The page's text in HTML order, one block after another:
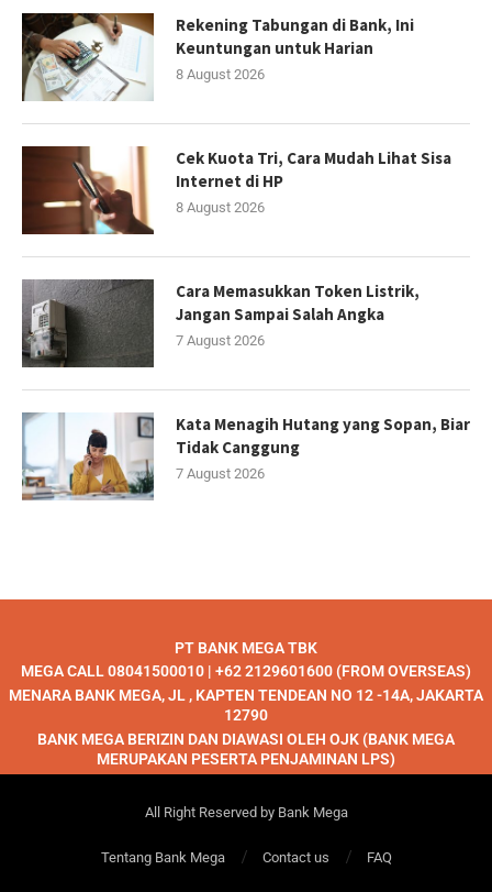
Rekening Tabungan di Bank, Ini
Keuntungan untuk Harian
8 August 2026
Cek Kuota Tri, Cara Mudah Lihat Sisa
Internet di HP
8 August 2026
Cara Memasukkan Token Listrik,
Jangan Sampai Salah Angka
7 August 2026
Kata Menagih Hutang yang Sopan, Biar
Tidak Canggung
7 August 2026
PT BANK MEGA TBK
MEGA CALL 08041500010 | +62 2129601600 (FROM OVERSEAS)
MENARA BANK MEGA, JL , KAPTEN TENDEAN NO 12 -14A, JAKARTA
12790
BANK MEGA BERIZIN DAN DIAWASI OLEH OJK (BANK MEGA
MERUPAKAN PESERTA PENJAMINAN LPS)
All Right Reserved by Bank Mega
Tentang Bank Mega Contact us FAQ